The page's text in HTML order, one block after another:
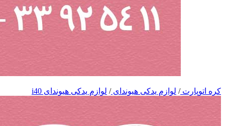
کره اتوپارت/ لوازم یدکی هیوندای/ لوازم یدکی هیوندای i40